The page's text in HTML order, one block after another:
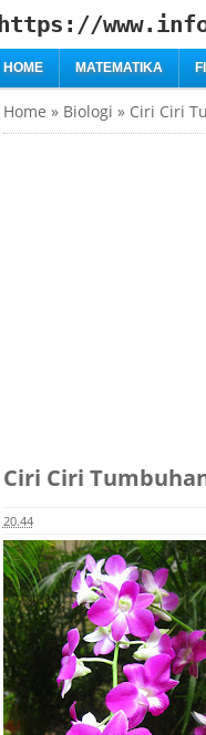
https://
HOME MATEMATIKA
Home » Biologi » Ciri Ciri
Ciri Ciri
20.44